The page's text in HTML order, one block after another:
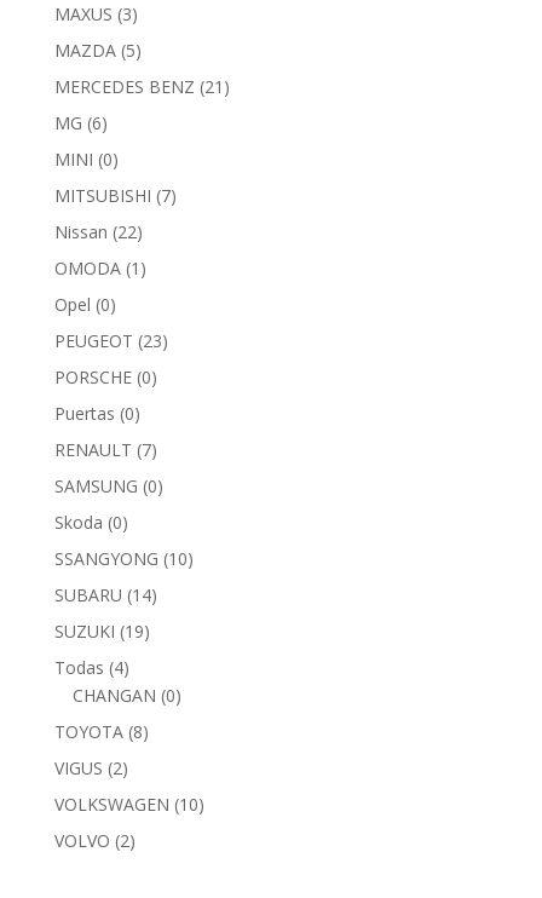
MAXUS (3)
MAZDA (5)
MERCEDES BENZ (21)
MG (6)
MINI (0)
MITSUBISHI (7)
Nissan (22)
OMODA (1)
Opel (0)
PEUGEOT (23)
PORSCHE (0)
Puertas (0)
RENAULT (7)
SAMSUNG (0)
Skoda (0)
SSANGYONG (10)
SUBARU (14)
SUZUKI (19)
Todas (4)
CHANGAN (0)
TOYOTA (8)
VIGUS (2)
VOLKSWAGEN (10)
VOLVO (2)